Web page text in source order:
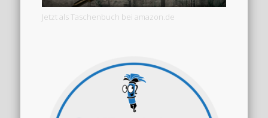
Jetzt als Taschenbuch bei amazon.de